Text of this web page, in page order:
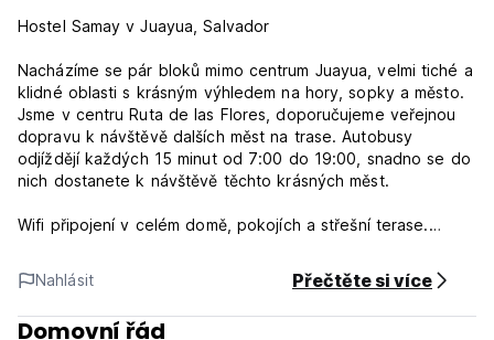
Hostel Samay v Juayua, Salvador
Nacházíme se pár bloků mimo centrum Juayua, velmi tiché a
klidné oblasti s krásným výhledem na hory, sopky a město.
Jsme v centru Ruta de las Flores, doporučujeme veřejnou
dopravu k návštěvě dalších měst na trase. Autobusy
odjíždějí každých 15 minut od 7:00 do 19:00, snadno se do
nich dostanete k návštěvě těchto krásných měst.
Wifi připojení v celém domě, pokojích a střešní terase.
Soukromý pokoj a kolej Luxe mají výhled.
Zahrnuje; Plná kuchyně, jídelní stůl s výhledem do zahrady a
na město. Relaxační místo, střešní terasa s výhledem na
Nahlásit Přečtěte si více
Domovní řád